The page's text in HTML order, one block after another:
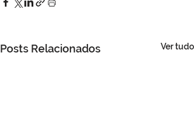
Posts Relacionados Ver tudo